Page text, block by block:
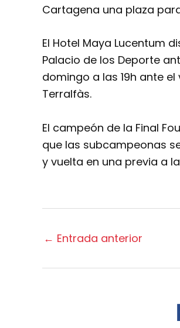
Cartagena una plaza
El Hotel Maya Lucentum
Palacio de los Deporte
domingo a las 19h ante
Terralfàs.
El campeón de la Final
que las subcampeonas
y vuelta en una previa a
← Entrada anterior